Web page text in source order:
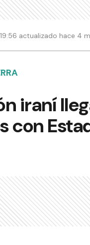
actualizado hace 4
iraní
con